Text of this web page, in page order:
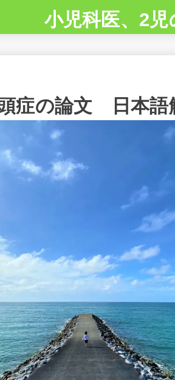
小児科医、2
症の論文 日本